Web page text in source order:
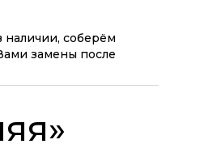
наличии, соберём
замены после